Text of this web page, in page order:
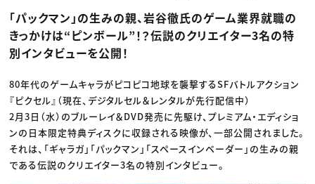
編集・ライティング
マーケティング
ディレクション
業界解説・キャリア事情
お役立ち基礎知識
Webクリエイター
アプリクリエイター
ゲームクリエイター
映像クリエイター
マーケッター
C＆R Magazine
セミナー
ニュース・トレンド
Web
映像
ゲーム・エンタメ
広告
出版
CREATIVE VILLAGEからのお知らせ
「パックマン」の生みの親、岩谷徹氏のゲーム業界就職の
きっかけは“ピンボール”！？伝説のクリエイター3名の特
別インタビューを公開！
80年代のゲームキャラがピコピコ地球を襲撃するSFバトルアクション
『ピクセル』（現在、デジタルセル＆レンタルが先行配信中）
2月3日（水）のブルーレイ＆DVD発売に先駆け、プレミアム・エディショ
ンの日本限定特典ディスクに収録される映像が、一部公開されました。
それは、「ギャラガ」「パックマン」「スペースインベーダー」の生みの親
である伝説のクリエイター3名の特別インタビュー。